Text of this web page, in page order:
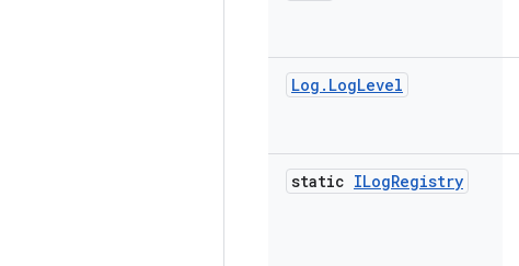
Log . LogLevel
static ILogRegistry